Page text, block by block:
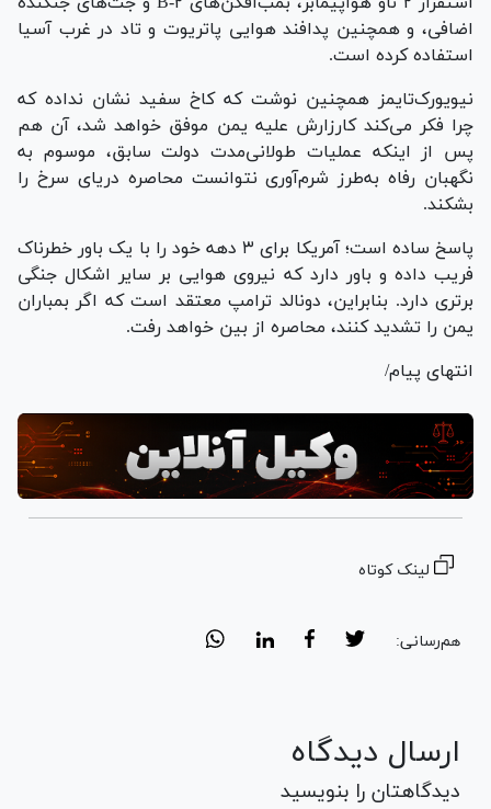
اضافی، و همچنین پدافند هوایی پاتریوت و تاد در غرب آسیا
استفاده کرده است.
نیویورک‌تایمز همچنین نوشت که کاخ سفید نشان نداده که
چرا فکر می‌کند کارزارش علیه یمن موفق خواهد شد، آن هم
پس از اینکه عملیات طولانی‌مدت دولت سابق، موسوم به
نگهبان رفاه به‌طرز شرم‌آوری نتوانست محاصره دریای سرخ را
بشکند.
پاسخ ساده است؛ آمریکا برای ۳ دهه خود را با یک باور خطرناک
فریب داده و باور دارد که نیروی هوایی بر سایر اشکال جنگی
برتری دارد. بنابراین، دونالد ترامپ معتقد است که اگر بمباران
یمن را تشدید کنند، محاصره از بین خواهد رفت.
انتهای پیام/
لینک کوتاه
هم‌رسانی:
ارسال دیدگاه
دیدگاهتان را بنویسید